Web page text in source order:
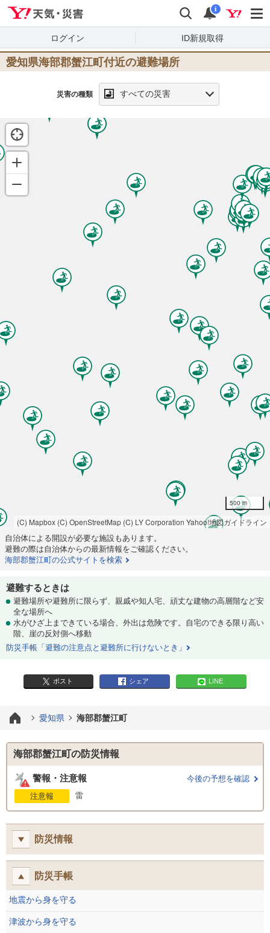
検索 通知
i
ログイン ID新規取得
愛知県海部郡蟹江町 付近の避難場所
災害の種類 すべての災害
500 m
(C) Mapbox (C) OpenStreetMap (C) LY Corporation Yahoo!地図ガイドライン
自治体による開設が必要な施設もあります。
避難の際は自治体からの最新情報をご確認ください。
海部郡蟹江町の公式サイトを検索
避難するときは
避難場所や避難所に限らず、親戚や知人宅、頑丈な建物の高層階など安
全な場所へ
水がひざ上まできている場合、外出は危険です。自宅のできる限り高い
階、崖の反対側へ移動
防災手帳「避難の注意点と避難所に行けないとき」
ポスト シェア LINE
愛知県 海部郡蟹江町
海部郡蟹江町の防災情報
警報・注意報
今後の予想を確認
注意報
雷
防災情報
防災手帳
地震から身を守る
津波から身を守る